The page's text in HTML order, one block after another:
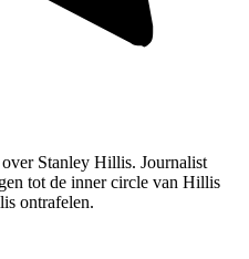
Stanley Hillis. Journalist
tot de inner circle van Hillis
ontrafelen.